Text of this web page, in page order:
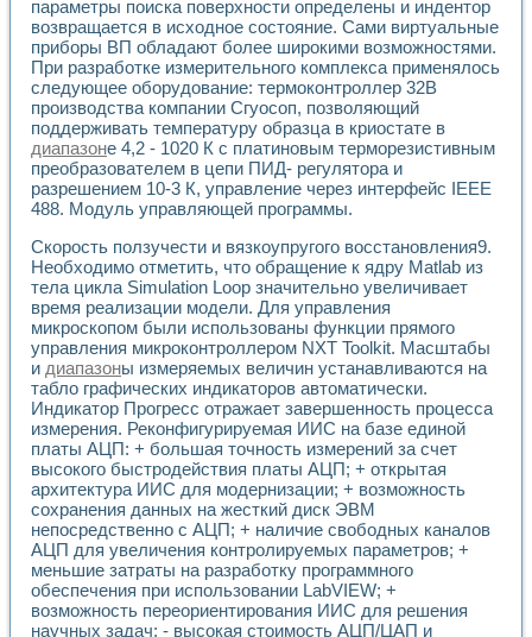
параметры поиска поверхности определены и индентор
возвращается в исходное состояние. Сами виртуальные
приборы ВП обладают более широкими возможностями.
При разработке измерительного комплекса применялось
следующее оборудование: термоконтроллер 32В
производства компании Сгуосоп, позволяющий
поддерживать температуру образца в криостате в
диапазоне 4,2 - 1020 К с платиновым терморезистивным
преобразователем в цепи ПИД- регулятора и
разрешением 10-3 К, управление через интерфейс IEEE
488. Модуль управляющей программы.
Скорость ползучести и вязкоупругого восстановления9.
Необходимо отметить, что обращение к ядру Matlab из
тела цикла Simulation Loop значительно увеличивает
время реализации модели. Для управления
микроскопом были использованы функции прямого
управления микроконтроллером NXT Toolkit. Масштабы
и диапазоны измеряемых величин устанавливаются на
табло графических индикаторов автоматически.
Индикатор Прогресс отражает завершенность процесса
измерения. Реконфигурируемая ИИС на базе единой
платы АЦП: + большая точность измерений за счет
высокого быстродействия платы АЦП; + открытая
архитектура ИИС для модернизации; + возможность
сохранения данных на жесткий диск ЭВМ
непосредственно с АЦП; + наличие свободных каналов
АЦП для увеличения контролируемых параметров; +
меньшие затраты на разработку программного
обеспечения при использовании LabVIEW; +
возможность переориентирования ИИС для решения
научных задач; - высокая стоимость АЦП/ЦАП и